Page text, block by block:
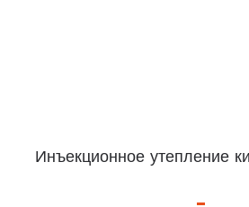
Инъекционное утепление